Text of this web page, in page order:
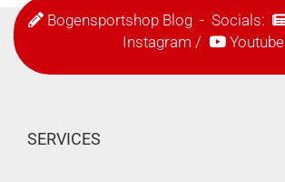
Bogensportshop Blog- Socials:
Instagram / Youtube
SERVICES